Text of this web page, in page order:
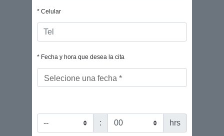
* Celular
* Fecha y hora que desea la cita
Selecione una fecha *
: hrs